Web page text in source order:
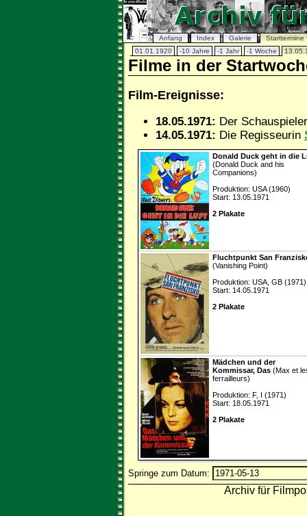
Anfang Index Galerie
Starttermine
01.01.1920
-10 Jahre -1 Jahr -1 Woche
Filme in der
Film-Ereignisse:
18.05.1971: Der
14.05.1971: Die Regisseurin
Donald Duck geht in die
(Donald Duck and his
Companions)
Produktion: USA (1960)
Start: 13.05.1971
2 Plakate
Fluchtpunkt San
(Vanishing Point)
Produktion: USA, GB (1971)
Start: 14.05.1971
2 Plakate
Mädchen und der
Kommissar, Das (Max et
ferrailleurs)
Produktion: F, I (1971)
Start: 18.05.1971
2 Plakate
Springe zum Datum:
Archiv für